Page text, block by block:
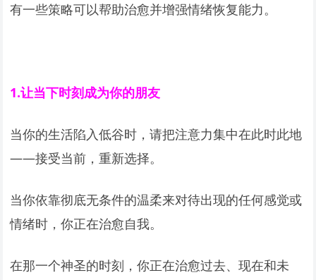
有一些策略可以帮助治愈并增强情绪恢复能力。
1.让当下时刻成为你的朋友
当你的生活陷入低谷时，请把注意力集中在此时此地
——接受当前，重新选择。
当你依靠彻底无条件的温柔来对待出现的任何感觉或
情绪时，你正在治愈自我。
在那一个神圣的时刻，你正在治愈过去、现在和未